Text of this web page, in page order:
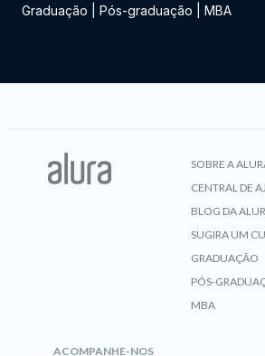
Graduação Pós-graduação MBA
SOBRE A
CENTRAL DE
BLOG DA
SUGIRA UM
GRADUAÇÃO
PÓS-
MBA
ACOMPANHE-NOS